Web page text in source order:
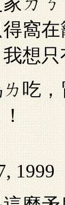
窩
想
吃
1999